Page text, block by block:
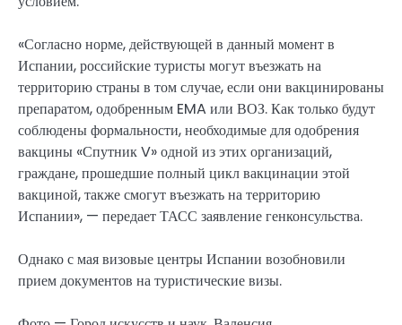
«Согласно норме, действующей в данный момент в
Испании, российские туристы могут въезжать на
территорию страны в том случае, если они вакцинированы
препаратом, одобренным EMA или ВОЗ. Как только будут
соблюдены формальности, необходимые для одобрения
вакцины «Спутник V» одной из этих организаций,
граждане, прошедшие полный цикл вакцинации этой
вакциной, также смогут въезжать на территорию
Испании», — передает ТАСС заявление генконсульства.
Однако с мая визовые центры Испании возобновили
прием документов на туристические визы.